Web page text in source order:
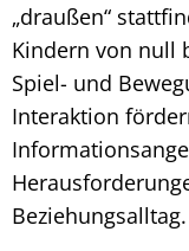
„draußen“
Kindern von null
Spiel- und
Interaktion
Beziehungsalltag.